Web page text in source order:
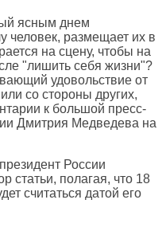
ясным днем
человек, размещает их в
на сцену, чтобы на
"лишить себя жизни"?
удовольствие от
со стороны других,
к большой пресс-
Дмитрия Медведева на
России
статьи, полагая, что 18
считаться датой его